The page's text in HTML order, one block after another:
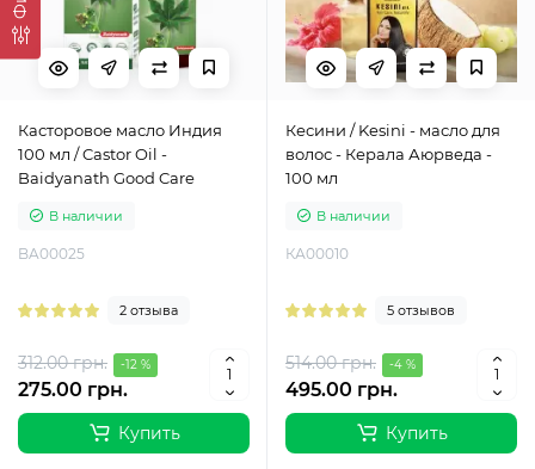
Касторовое масло Индия
100 мл / Castor Oil -
Baidyanath Good Care
В наличии
BA00025
2 отзыва
312.00 грн. -12 %
275.00 грн.
Купить
Кесини / Kesini - масло для
волос - Керала Аюрведа -
100 мл
В наличии
КА00010
5 отзывов
514.00 грн. -4 %
495.00 грн.
Купить